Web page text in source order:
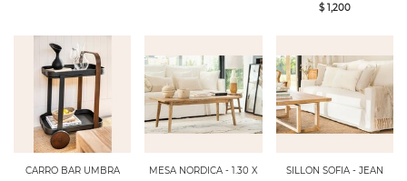
$ 1,200
CARRO BAR UMBRA
MESA NORDICA - 1.30 X
SILLON SOFIA - JEAN